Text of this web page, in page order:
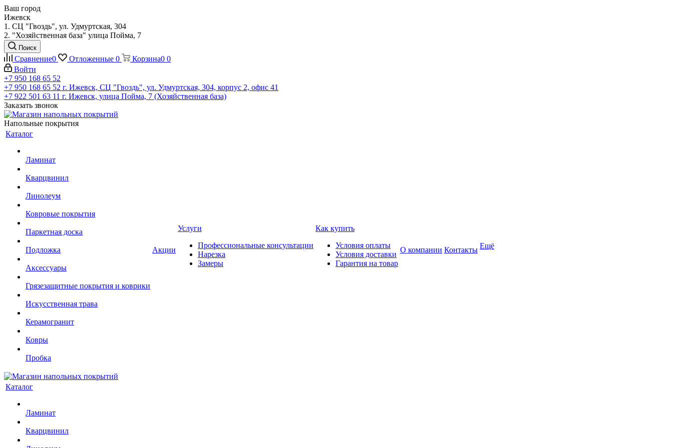
Ваш город
Ижевск
1. СЦ "Гвоздь", ул. Удмуртская, 304
2. "Хозяйственная база" улица Пойма, 7
Поиск
Сравнение0 Отложенные 0 Корзина0 0
Войти
+7 950 168 65 52
+7 950 168 65 52 г. Ижевск, СЦ "Гвоздь", ул. Удмуртская, 304, корпус 2, офис 41
+7 922 501 63 11 г. Ижевск, улица Пойма, 7 (Хозяйственная база)
Заказать звонок
Напольные покрытия
Каталог
Ламинат
Кварцвинил
Линолеум
Ковровые покрытия
Паркетная доска
Подложка
Аксессуары
Грязезащитные покрытия и коврики
Искусственная трава
Керамогранит
Ковры
Пробка
Акции
Услуги
Профессиональные консультации
Нарезка
Замеры
Как купить
Условия оплаты
Условия доставки
Гарантия на товар
О компании Контакты Ещё
Каталог
Ламинат
Кварцвинил